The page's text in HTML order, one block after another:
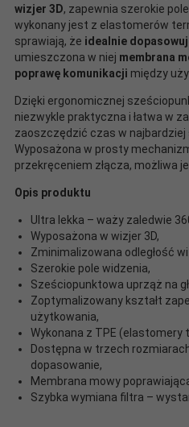
wizjer 3D, zapewnia szerokie
wykonany jest z elastomerów
sprawiają, że idealnie
umieszczona w niej membrana
poprawę komunikacji między
Dzięki ergonomicznej
niezwykle praktyczna i łatwa w
zaoszczędzić czas w
Wyposażona w prosty
przekręceniem złącza, możliwa
Opis produktu
Ultra lekka – waży zaledwie
Wyposażona w wizjer 3D,
Zminimalizowana odległość
Szerokie pole widzenia,
Sześciopunktowa uprząż na
Zoptymalizowany kształt
użytkowania,
Wykonana z TPE
Dostępna w trzech
dopasowanie,
Membrana mowy
Szybka wymiana filtra –